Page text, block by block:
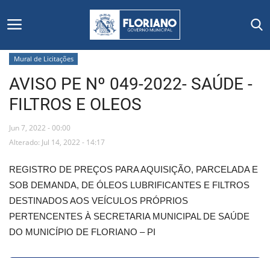
Início
Editais
Floriano
Secretarias e Órgãos
Mural de Licitações
Notícias
Mural de Licitações
AVISO PE Nº 049-2022- SAÚDE -
FILTROS E OLEOS
Jun 7, 2022 - 00:00
Alterado: Jul 14, 2022 - 14:17
REGISTRO DE PREÇOS PARA AQUISIÇÃO, PARCELADA E
SOB DEMANDA, DE ÓLEOS LUBRIFICANTES E FILTROS
DESTINADOS AOS VEÍCULOS PRÓPRIOS
PERTENCENTES À SECRETARIA MUNICIPAL DE SAÚDE
DO MUNICÍPIO DE FLORIANO – PI